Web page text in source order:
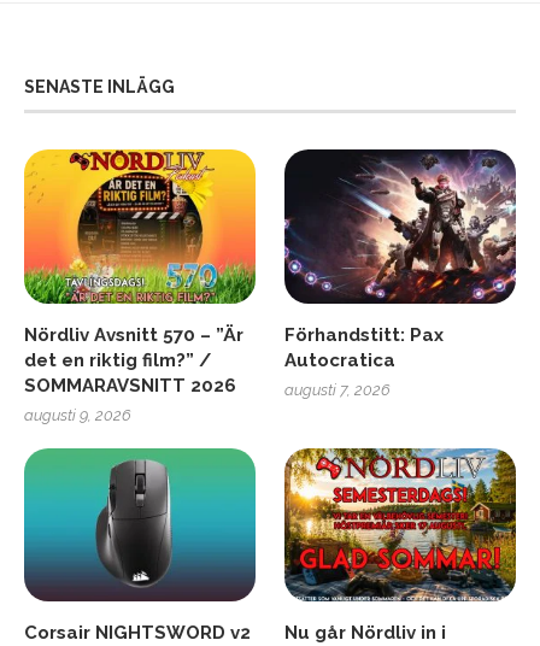
SENASTE INLÄGG
Nördliv Avsnitt 570 – ”Är
det en riktig film?” /
SOMMARAVSNITT 2026
augusti 9, 2026
Förhandstitt: Pax
Autocratica
augusti 7, 2026
Corsair NIGHTSWORD v2
Nu går Nördliv in i